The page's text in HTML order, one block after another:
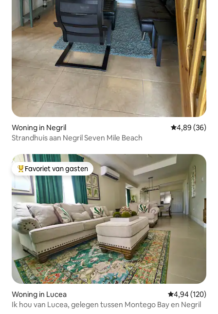
Woning in Negril Gemiddelde
4,89 (36)
Strandhuis aan Negril Seven Mile Beach
Topfavoriet van gasten
Favoriet van gasten
Woning in Lucea Gemiddelde
4,94 (120)
Ik hou van Lucea, gelegen tussen Montego Bay en Negril